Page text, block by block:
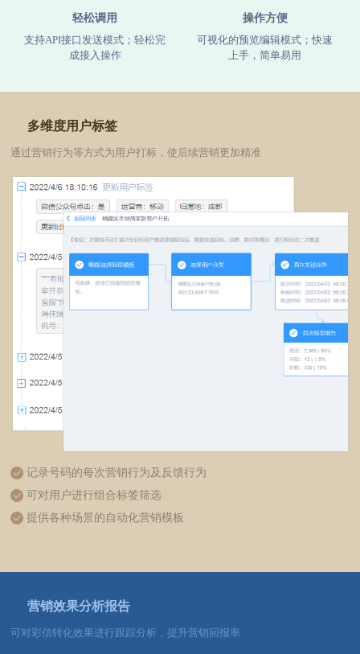
轻松调用
支持API接口发送模式；轻松完
成接入操作
操作方便
可视化的预览编辑模式；快速
上手，简单易用
多维度用户标签
通过营销行为等方式为用户打标，使后续营销更加精准
记录号码的每次营销行为及反馈行为
可对用户进行组合标签筛选
提供各种场景的自动化营销模板
营销效果分析报告
可对彩信转化效果进行跟踪分析，提升营销回报率